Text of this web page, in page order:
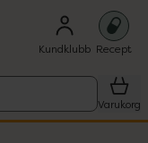
Kundklubb Recept
Varukorg